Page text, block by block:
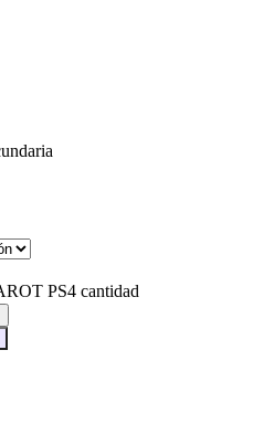
PS4 cantidad